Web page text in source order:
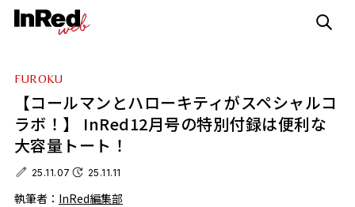
FUROKU
【コールマンとハローキティがスペシャルコ
ラボ！】 InRed12月号の特別付録は便利な
大容量トート！
25.11.07 25.11.11
執筆者： InRed編集部